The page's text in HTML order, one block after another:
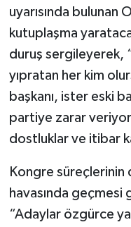
uyarısında bulunan
kutuplaşma
duruş sergileyerek,
yıpratan her kim
başkanı, ister eski
partiye zarar
dostluklar ve itibar
Kongre
havasında
“Adaylar özgürce